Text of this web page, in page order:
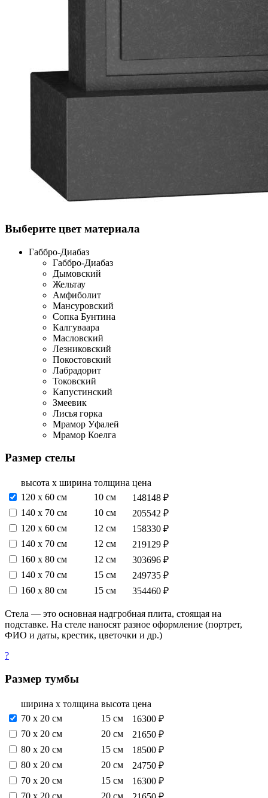
Выберите цвет материала
Габбро-Диабаз
Габбро-Диабаз
Дымовский
Жельтау
Амфиболит
Мансуровский
Сопка Бунтина
Калгуваара
Масловский
Лезниковский
Покостовский
Лабрадорит
Токовский
Капустинский
Змеевик
Лисья горка
Мрамор Уфалей
Мрамор Коелга
Размер стелы
высота х ширина толщина цена
120 х 60 см
10 см
148148 ₽
140 х 70 см
10 см
205542 ₽
120 х 60 см
12 см
158330 ₽
140 х 70 см
12 см
219129 ₽
160 х 80 см
12 см
303696 ₽
140 х 70 см
15 см
249735 ₽
160 х 80 см
15 см 354460 ₽
Стела — это основная надгробная плита, стоящая на
подставке. На стеле наносят разное оформление (портрет,
ФИО и даты, крестик, цветочки и др.)
?
Размер тумбы
ширина х толщина высота цена
70 х 20 см
15 см
16300 ₽
70 х 20 см
20 см
21650 ₽
80 х 20 см
15 см
18500 ₽
80 х 20 см
20 см
24750 ₽
70 х 20 см
15 см
16300 ₽
70 х 20 см
20 см